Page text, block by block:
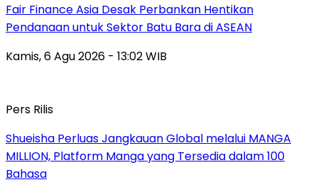
Fair Finance Asia Desak Perbankan Hentikan
Pendanaan untuk Sektor Batu Bara di ASEAN
Kamis, 6 Agu 2026 - 13:02 WIB
Pers Rilis
Shueisha Perluas Jangkauan Global melalui MANGA
MILLION, Platform Manga yang Tersedia dalam 100
Bahasa